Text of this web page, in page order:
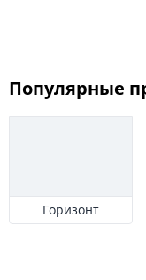
Популярные
Горизонт